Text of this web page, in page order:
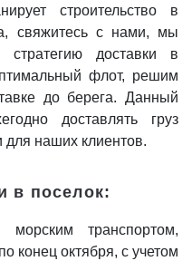
строительство в
свяжитесь с нами, мы
стратегию доставки в
флот, решим
до берега. Данный
доставлять груз
наших клиентов.
в поселок:
морским транспортом,
конец октября, с учетом